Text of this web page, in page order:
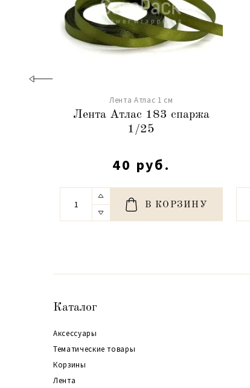
Лента Атлас 1 см
Лента Атлас 183 спаржа
1/25
40 руб.
В КОРЗИНУ
Каталог
Аксессуары
Тематические товары
Корзины
Лента